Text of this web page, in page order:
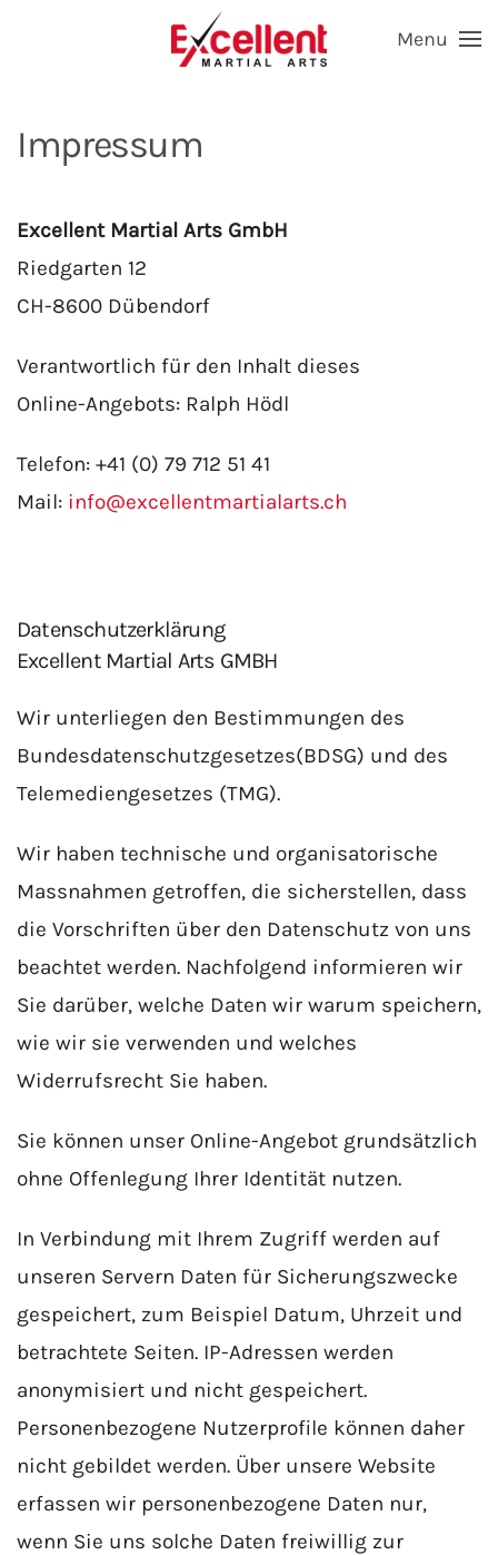
Skip to main content
Menu
Impressum
Excellent Martial Arts GmbH
Riedgarten 12
CH-8600 Dübendorf
Verantwortlich für den Inhalt dieses
Online-Angebots: Ralph Hödl
Telefon: +41 (0) 79 712 51 41
Mail: info@excellentmartialarts.ch
Datenschutzerklärung
Excellent Martial Arts GMBH
Wir unterliegen den Bestimmungen des
Bundesdatenschutzgesetzes(BDSG) und des
Telemediengesetzes (TMG).
Wir haben technische und organisatorische
Massnahmen getroffen, die sicherstellen, dass
die Vorschriften über den Datenschutz von uns
beachtet werden. Nachfolgend informieren wir
Sie darüber, welche Daten wir warum speichern,
wie wir sie verwenden und welches
Widerrufsrecht Sie haben.
Sie können unser Online-Angebot grundsätzlich
ohne Offenlegung Ihrer Identität nutzen.
In Verbindung mit Ihrem Zugriff werden auf
unseren Servern Daten für Sicherungszwecke
gespeichert, zum Beispiel Datum, Uhrzeit und
betrachtete Seiten. IP-Adressen werden
anonymisiert und nicht gespeichert.
Personenbezogene Nutzerprofile können daher
nicht gebildet werden. Über unsere Website
erfassen wir personenbezogene Daten nur,
wenn Sie uns solche Daten freiwillig zur